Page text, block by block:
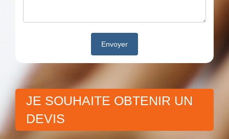
JE SOUHAITE OBTENIR UN
DEVIS